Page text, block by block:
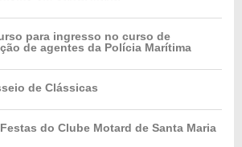
para ingresso no curso de
de agentes da Polícia Marítima
de Clássicas
do Clube Motard de Santa Maria